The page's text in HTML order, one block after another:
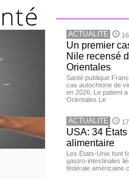
ACTUALITE
Un premier
Nile recensé
Orientales
Santé publique
cas autochtone de
en 2026. Le patient
Orientales.Le
ACTUALITE
USA: 34
alimentaire
Les États-Unis font
gastro-intestinales
fédérale américaine